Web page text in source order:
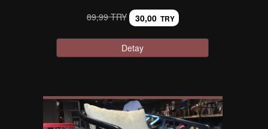
89,99 TRY 30,00 TRY
Detay